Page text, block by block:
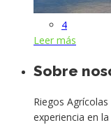
4
Leer más
Sobre
Riegos
experiencia en